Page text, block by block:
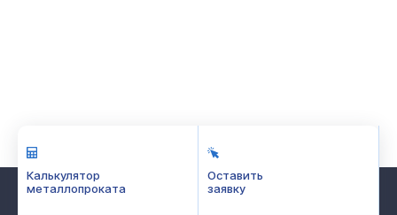
Калькулятор
металлопроката
Оставить
заявку